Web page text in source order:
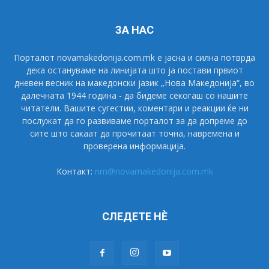
ЗА НАС
Порталот novamakedonija.com.mk е јасна и силна потврда
дека остануваме на линијата што ја постави првиот
дневен весник на македонски јазик „Нова Македонија“, во
далечната 1944 година - да бидеме секогаш со нашите
читатели. Вашите сугестии, коментари и реакции ќе ни
послужат да го развиваме порталот за да допреме до
сите што сакаат да прочитаат точна, навремена и
проверена информација.
Контакт: nm@novamakedonija.com.mk
СЛЕДЕТЕ НÈ